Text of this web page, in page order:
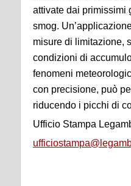
attivate dai primissimi
smog.
misure di limitazione,
condizioni di
fenomeni
con precisione, può
riducendo i picchi di
Ufficio Stampa